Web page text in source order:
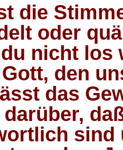
die
oder
nicht los
den
das
sind